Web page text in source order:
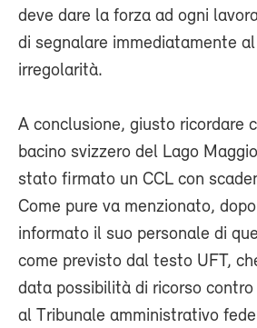
deve dare la forza ad ogni
di segnalare immediatamente
irregolarità.
A conclusione, giusto ricordare
bacino svizzero del Lago
stato firmato un CCL con
Come pure va menzionato,
informato il suo personale di
come previsto dal testo UFT,
data possibilità di ricorso
al Tribunale amministrativo